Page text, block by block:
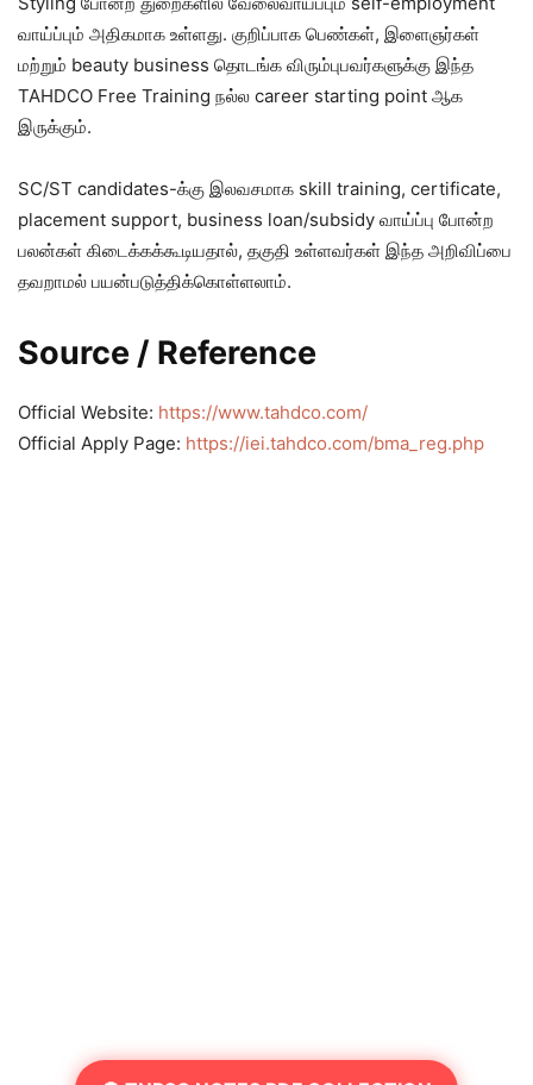
வாய்ப்பும் அதிகமாக உள்ளது. குறிப்பாக பெண்கள், இளைஞர்கள்
மற்றும் beauty business தொடங்க விரும்புபவர்களுக்கு இந்த
TAHDCO Free Training நல்ல career starting point ஆக
இருக்கும்.
SC/ST candidates-க்கு இலவசமாக skill training, certificate,
placement support, business loan/subsidy வாய்ப்பு போன்ற
பலன்கள் கிடைக்கக்கூடியதால், தகுதி உள்ளவர்கள் இந்த அறிவிப்பை
தவறாமல் பயன்படுத்திக்கொள்ளலாம்.
Source / Reference
Official Website: https://www.tahdco.com/
Official Apply Page: https://iei.tahdco.com/bma_reg.php